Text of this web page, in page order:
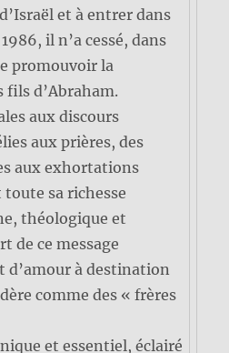
et à entrer dans
il n’a cessé, dans
promouvoir la
d’Abraham.
aux discours
aux prières, des
aux exhortations
toute sa richesse
théologique et
de ce message
d’amour à destination
comme des « frères
et essentiel, éclairé